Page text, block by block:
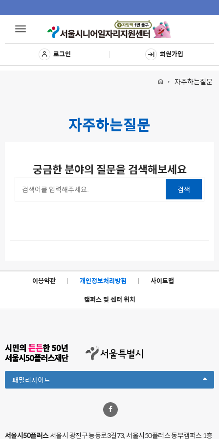
Toggle
navigation
로그인 회원가입
자주하는질문
자주하는질문
궁금한 분야의 질문을 검색해보세요
검색
이용약관 | 개인정보처리방침 | 사이트맵
|
캠퍼스 및 센터 위치
패밀리사이트Toggle
Dropdown
서울시50플러스서울시 광진구 능동로3길73, 서울시50플러스 동부캠퍼스 1층